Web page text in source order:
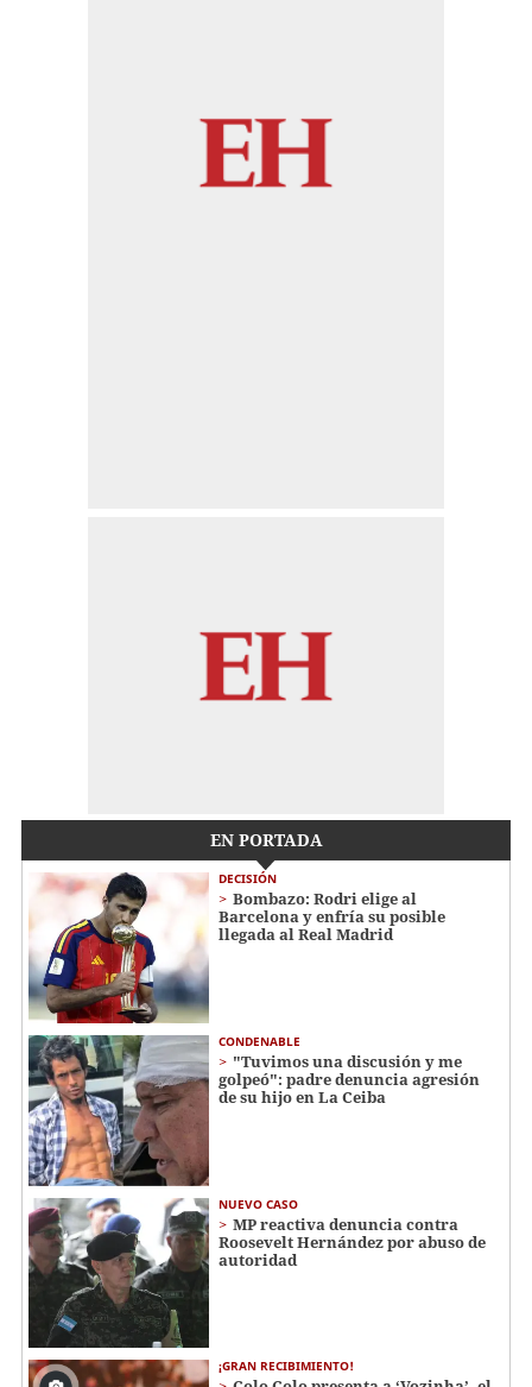
EN PORTADA
DECISIÓN
Bombazo: Rodri elige al
Barcelona y enfría su posible
llegada al Real Madrid
CONDENABLE
"Tuvimos una discusión y me
golpeó": padre denuncia agresión
de su hijo en La Ceiba
NUEVO CASO
MP reactiva denuncia contra
Roosevelt Hernández por abuso de
autoridad
¡GRAN RECIBIMIENTO!